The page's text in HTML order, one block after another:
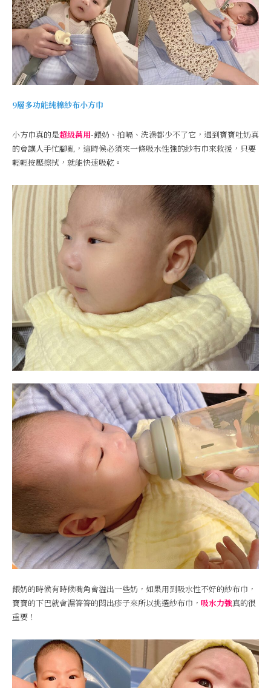
9層多功能純棉紗布小方巾
小方巾真的是超級萬用-餵奶、拍嗝、洗澡都少不了它，遇到寶寶吐奶真
的會讓人手忙腳亂，這時候必須來一條吸水性強的紗布巾來救援，只要
輕輕按壓擦拭，就能快速吸乾。
餵奶的時候有時候嘴角會溢出一些奶，如果用到吸水性不好的紗布巾，
寶寶的下巴就會濕答答的悶出疹子來所以挑選紗布巾， 吸水力強真的很
重要！